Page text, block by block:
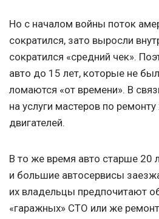
Но с началом войны поток
сократился, зато выросли
сократился «средний чек».
авто до 15 лет, которые не
ломаются «от времени». В
на услуги мастеров по
двигателей.
В то же время авто старше 20
и большие автосервисы
их владельцы предпочитают
«гаражных» СТО или же